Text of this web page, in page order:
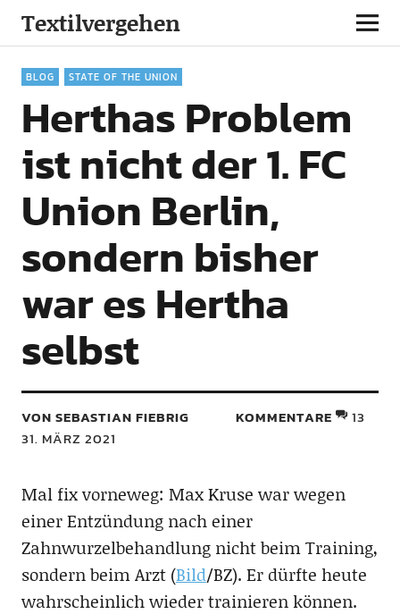
Textilvergehen
BLOG STATE OF THE UNION
Herthas Problem
ist nicht der 1. FC
Union Berlin,
sondern bisher
war es Hertha
selbst
VON SEBASTIAN FIEBRIG
31. MÄRZ 2021
KOMMENTARE 13
Mal fix vorneweg: Max Kruse war wegen
einer Entzündung nach einer
Zahnwurzelbehandlung nicht beim Training,
sondern beim Arzt (Bild/BZ). Er dürfte heute
wahrscheinlich wieder trainieren können.